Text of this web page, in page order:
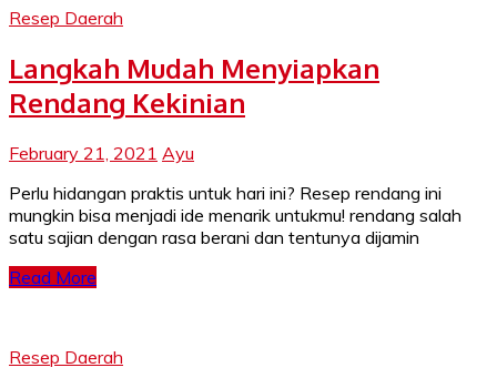
Resep Daerah
Langkah Mudah Menyiapkan
Rendang Kekinian
February 21, 2021 Ayu
Perlu hidangan praktis untuk hari ini? Resep rendang ini
mungkin bisa menjadi ide menarik untukmu! rendang salah
satu sajian dengan rasa berani dan tentunya dijamin
Read More
Resep Daerah